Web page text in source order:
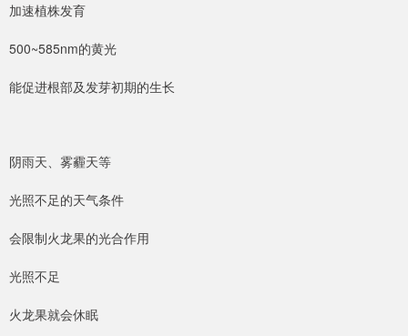
加速植株发育
500~585nm的黄光
能促进根部及发芽初期的生长
阴雨天、雾霾天等
光照不足的天气条件
会限制火龙果的光合作用
光照不足
火龙果就会休眠